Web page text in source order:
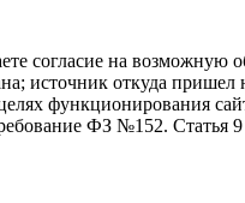
согласие на возможную
источник откуда
функционирования
ФЗ №152.